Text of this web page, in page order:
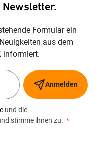
Formular ein
aus dem
informiert.
Anmelden
und die
stimme ihnen zu. *